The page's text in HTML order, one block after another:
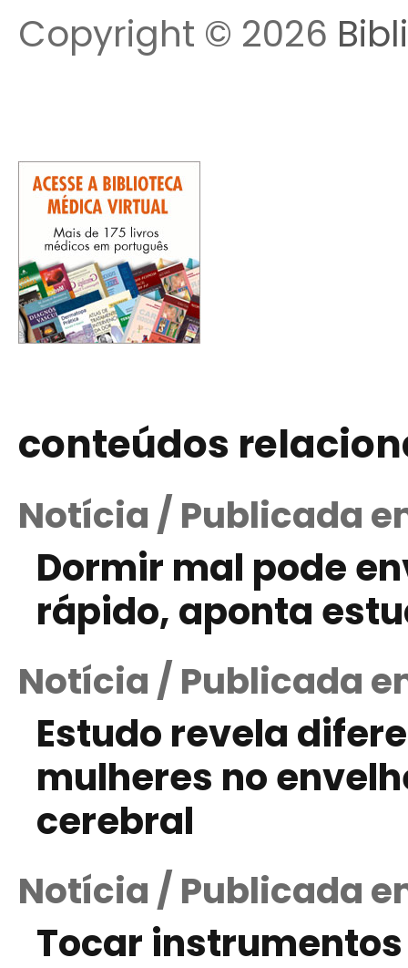
Copyright © 2026
conteúdos
Notícia / Publicada
Dormir mal pode
rápido, aponta
Notícia / Publicada
Estudo revela
mulheres no
cerebral
Notícia / Publicada
Tocar